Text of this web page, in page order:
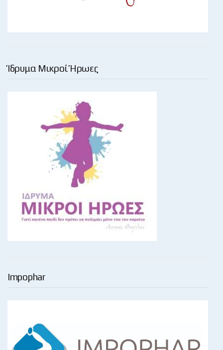
Ίδρυμα Μικροί Ήρωες
Impophar